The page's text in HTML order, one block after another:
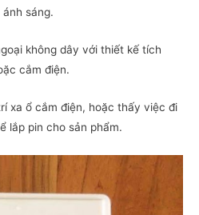
sáng.
không dây với thiết kế tích
cắm điện.
xa ổ cắm điện, hoặc thấy việc đi
lắp pin cho sản phẩm.